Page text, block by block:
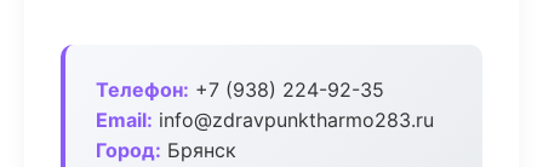
Телефон: +7 (938) 224-92-35
Email: info@zdravpunktharmo283.ru
Город: Брянск